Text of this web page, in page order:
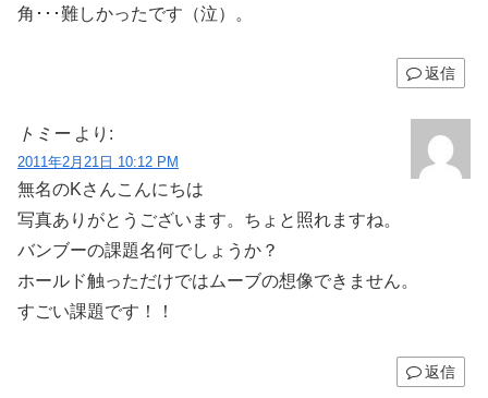
角･･･難しかったです（泣）。
返信
トミー より:
2011年2月21日 10:12 PM
無名のKさんこんにちは
写真ありがとうございます。ちょと照れますね。
バンブーの課題名何でしょうか？
ホールド触っただけではムーブの想像できません。
すごい課題です！！
返信